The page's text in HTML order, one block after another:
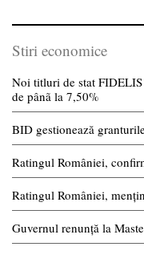
Stiri economice
Noi titluri de stat
de pânã la 7,50%
BID gestionează
Ratingul României,
Ratingul României,
Guvernul renunță la